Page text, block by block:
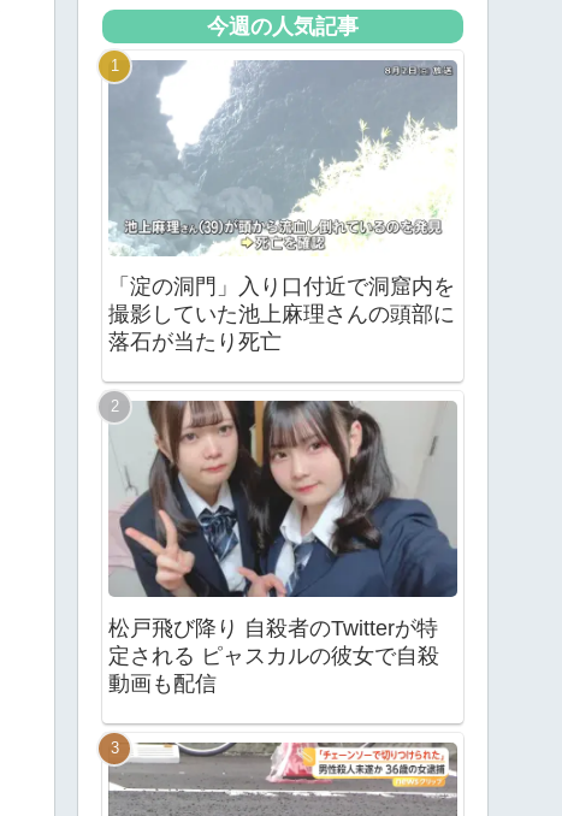
今週の人気記事
「淀の洞門」入り口付近で洞窟内を
撮影していた池上麻理さんの頭部に
落石が当たり死亡
松戸飛び降り 自殺者のTwitterが特
定される ピャスカルの彼女で自殺
動画も配信